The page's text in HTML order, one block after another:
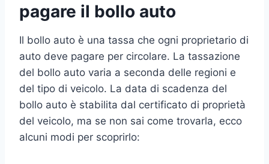
pagare il bollo auto
Il bollo auto è una tassa che ogni proprietario di
auto deve pagare per circolare. La tassazione
del bollo auto varia a seconda delle regioni e
del tipo di veicolo. La data di scadenza del
bollo auto è stabilita dal certificato di proprietà
del veicolo, ma se non sai come trovarla, ecco
alcuni modi per scoprirlo: